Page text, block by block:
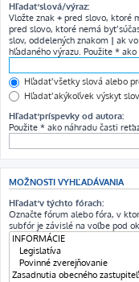
Hľadať slová/výraz:
Vložte znak + pred slovo, ktoré
pred slovo, ktoré nemá byť
slov, oddelených znakom | ak
hľadaného výrazu. Použite *
Hľadať všetky slová alebo
Hľadať akýkoľvek výskyt
Hľadať príspevky od autora:
Použite * ako náhradu časti
MOŽNOSTI VYHĽADÁVANIA
Hľadať v týchto fórach:
Označte fórum alebo fóra, v
subfór je závislé na voľbe pod